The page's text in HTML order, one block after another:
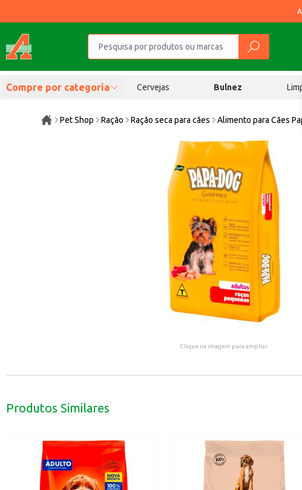
Compre por categoria Cervejas Bulnez
Pet Shop Ração Ração seca para cães Alimento para Cães
Clique na imagem para ampliar.
Produtos Similares